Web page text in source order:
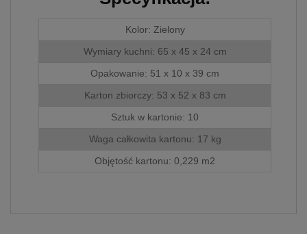
Kolor: Zielony
Wymiary kuchni: 65 x 45 x 24 cm
Opakowanie: 51 x 10 x 39 cm
Karton zbiorczy: 53 x 52 x 83 cm
Sztuk w kartonie: 10
Waga całkowita kartonu: 17 kg
Objętość kartonu: 0,229 m2
plików Cookies.
Wszelkie pytania oraz
kierować od
wyznaczonego Inspektora
Ochrony Danych, pod
adres
lub nr telefonu+48 793
786 498.